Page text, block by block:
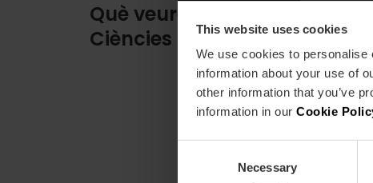
This website uses cookies
We use cookies to
information about your use of
other information that you’ve
information in our Cookie
Necessary
Què veure al Museu de les
Ciències